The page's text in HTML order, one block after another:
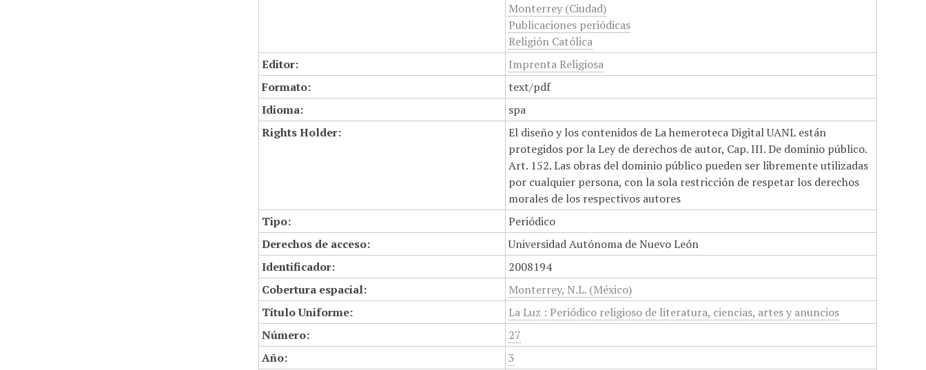
Monterrey (Ciudad)
Publicaciones periódicas
Religión Católica
Editor:
Imprenta Religiosa
Formato:
text/pdf
Idioma:
spa
Rights Holder:
El diseño y los contenidos de La hemeroteca Digital UANL están
protegidos por la Ley de derechos de autor, Cap. III. De dominio público.
Art. 152. Las obras del dominio público pueden ser libremente utilizadas
por cualquier persona, con la sola restricción de respetar los derechos
morales de los respectivos autores
Tipo:
Periódico
Derechos de acceso:
Universidad Autónoma de Nuevo León
Identificador:
2008194
Cobertura espacial:
Monterrey, N.L. (México)
Título Uniforme:
La Luz : Periódico religioso de literatura, ciencias, artes y anuncios
Número:
27
Año:
3